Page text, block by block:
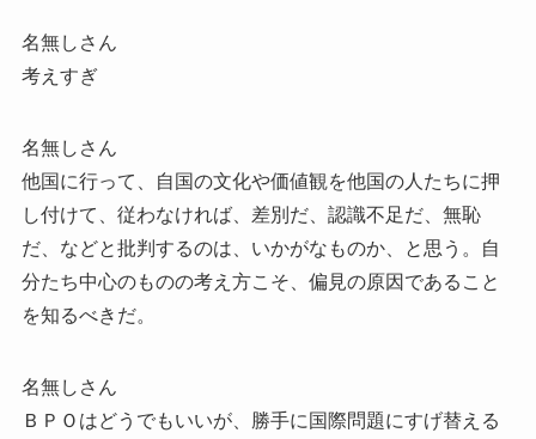
名無しさん
考えすぎ
名無しさん
他国に行って、自国の文化や価値観を他国の人たちに押
し付けて、従わなければ、差別だ、認識不足だ、無恥
だ、などと批判するのは、いかがなものか、と思う。自
分たち中心のものの考え方こそ、偏見の原因であること
を知るべきだ。
名無しさん
ＢＰＯはどうでもいいが、勝手に国際問題にすげ替える